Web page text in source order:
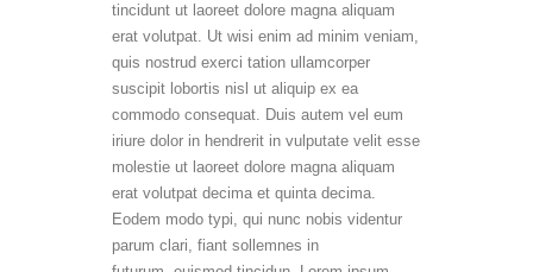
tincidunt ut laoreet dolore magna aliquam
erat volutpat. Ut wisi enim ad minim veniam,
quis nostrud exerci tation ullamcorper
suscipit lobortis nisl ut aliquip ex ea
commodo consequat. Duis autem vel eum
iriure dolor in hendrerit in vulputate velit esse
molestie ut laoreet dolore magna aliquam
erat volutpat decima et quinta decima.
Eodem modo typi, qui nunc nobis videntur
parum clari, fiant sollemnes in